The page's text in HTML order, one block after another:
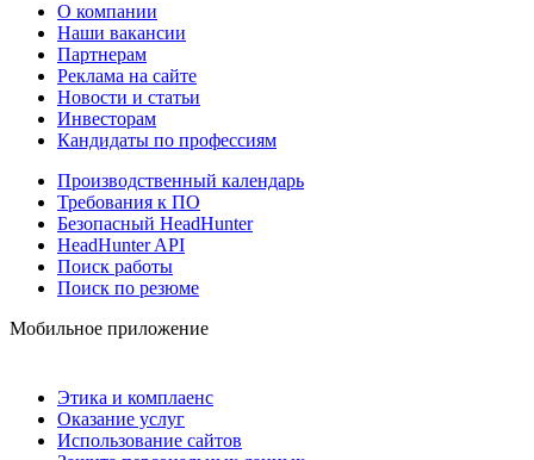
О компании
Наши вакансии
Партнерам
Реклама на сайте
Новости и статьи
Инвесторам
Кандидаты по профессиям
Производственный календарь
Требования к ПО
Безопасный HeadHunter
HeadHunter API
Поиск работы
Поиск по резюме
Мобильное приложение
Этика и комплаенс
Оказание услуг
Использование сайтов